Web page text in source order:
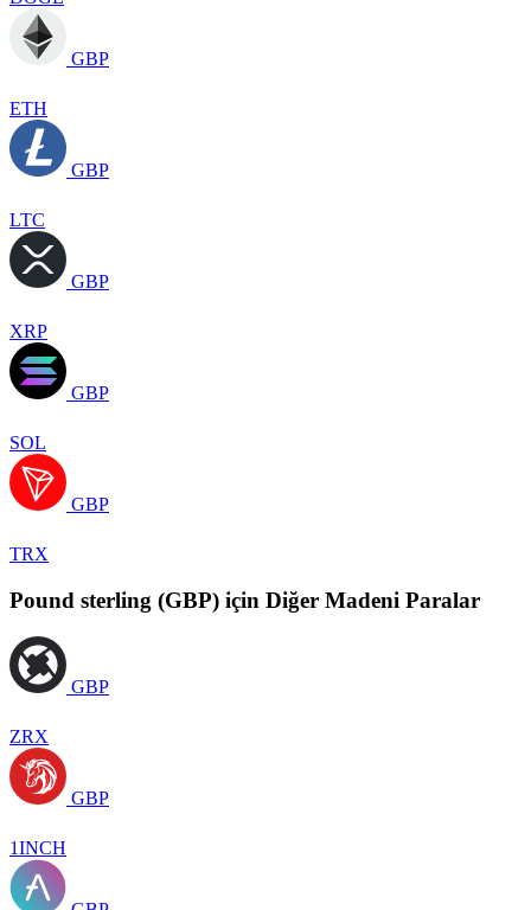
GBP
ETH
GBP
LTC
GBP
XRP
GBP
SOL
GBP
TRX
Pound sterling (GBP) için Diğer Madeni Paralar
GBP
ZRX
GBP
1INCH